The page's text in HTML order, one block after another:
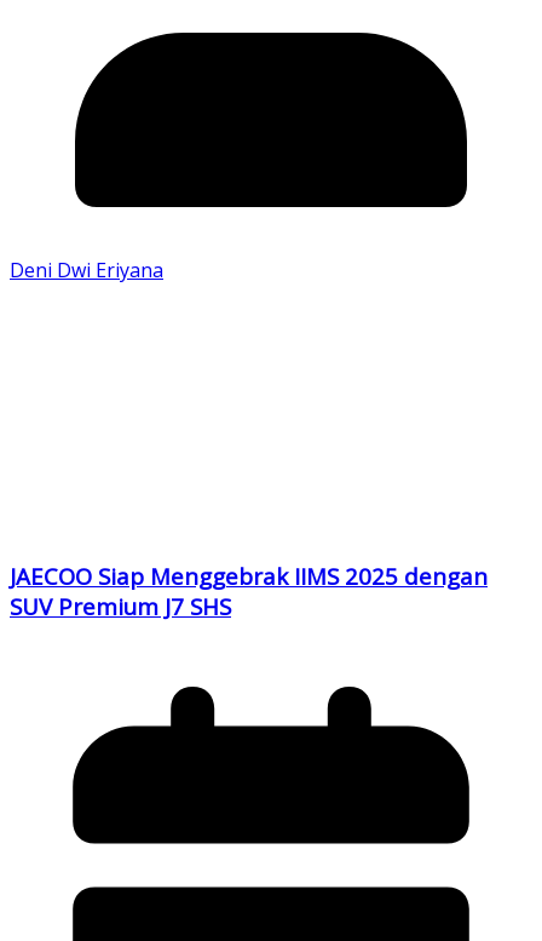
Deni Dwi Eriyana
JAECOO Siap Menggebrak IIMS 2025 dengan
SUV Premium J7 SHS